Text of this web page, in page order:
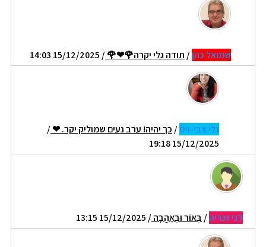
שמואל כהן/ תודה גלי יקרה🌹❤🌹/ 15/12/2025 14:03
גלי צבי-ויס/ כך יהיה! ערב נעים שמוליק יקר. ❤/
15/12/2025 19:18
דני זכריה/ בְּאוֹר וּבְאַהֲבָה/ 15/12/2025 13:15